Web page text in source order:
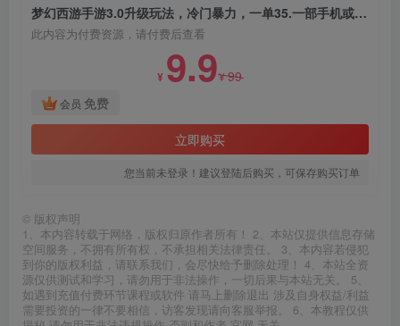
梦幻西游手游3.0升级玩法，冷门暴力，一单35.一部手机或者平板即可操作，一天几张轻轻松松
此内容为付费资源，请付费后查看
¥ 9.9¥99
会员 免费
立即购买
您当前未登录！建议登陆后购买，可保存购买订单
© 版权声明
1、本内容转载于网络，版权归原作者所有！ 2、本站仅提供信息存储
空间服务，不拥有所有权，不承担相关法律责任。 3、本内容若侵犯
到你的版权利益，请联系我们，会尽快给予删除处理！ 4、本站全资
源仅供测试和学习，请勿用于非法操作，一切后果与本站无关。 5、
如遇到充值付费环节课程或软件 请马上删除退出 涉及自身权益/利益
需要投资的一律不要相信，访客发现请向客服举报。 6、本教程仅供